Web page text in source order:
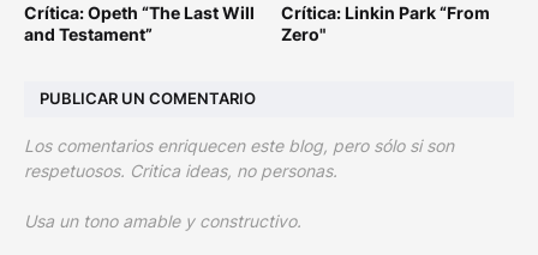
Crítica: Opeth “The Last Will
and Testament”
Crítica: Linkin Park “From
Zero"
PUBLICAR UN COMENTARIO
Los comentarios enriquecen este blog, pero sólo si son
respetuosos. Critica ideas, no personas.
Usa un tono amable y constructivo.